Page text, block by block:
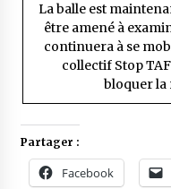
La balle est
être amené à
continuera à se
collectif Stop
bloquer la
Partager :
Facebook